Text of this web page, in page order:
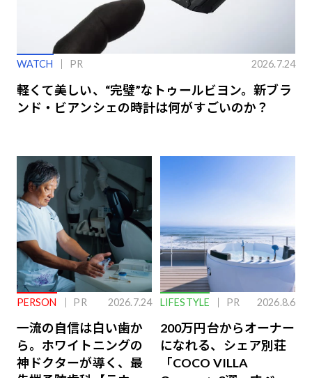
WATCH PR 2026.7.24
軽くて美しい、“完璧”なトゥールビヨン。新ブラ
ンド・ビアンシェの時計は何がすごいのか？
PERSON PR 2026.7.24
一流の自信は白い歯か
ら。ホワイトニングの
神ドクターが導く、最
先端予防歯科【ラウン
LIFESTYLE PR 2026.8.6
200万円台からオーナー
になれる、シェア別荘
「COCO VILLA
Owners」3選。すべて